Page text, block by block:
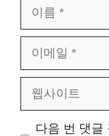
름
메
사
다음 번 댓글